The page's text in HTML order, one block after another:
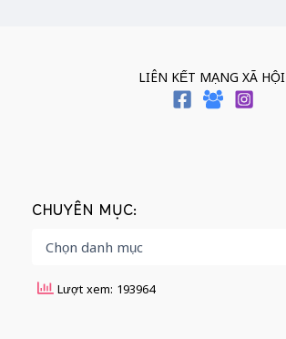
LIÊN KẾT MẠNG XÃ HỘI
CHUYÊN MỤC:
Lượt xem: 193964